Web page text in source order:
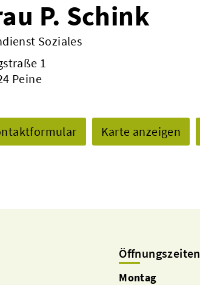
P. Schink
Soziales
1
Peine
Karte anzeigen
Öffnungszeiten
Montag